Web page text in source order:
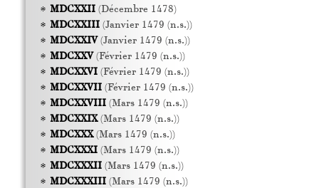
MDCXXII(Décembre 1478)
MDCXXIII(Janvier 1479 (n.s.))
MDCXXIV(Janvier 1479 (n.s.))
MDCXXV(Février 1479 (n.s.))
MDCXXVI(Février 1479 (n.s.))
MDCXXVII(Février 1479 (n.s.))
MDCXXVIII(Mars 1479 (n.s.))
MDCXXIX(Mars 1479 (n.s.))
MDCXXX(Mars 1479 (n.s.))
MDCXXXI(Mars 1479 (n.s.))
MDCXXXII(Mars 1479 (n.s.))
MDCXXXIII(Mars 1479 (n.s.))